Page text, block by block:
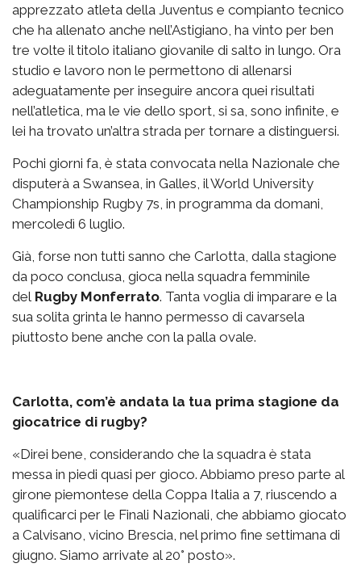
apprezzato atleta della Juventus e compianto tecnico
che ha allenato anche nell’Astigiano, ha vinto per ben
tre volte il titolo italiano giovanile di salto in lungo. Ora
studio e lavoro non le permettono di allenarsi
adeguatamente per inseguire ancora quei risultati
nell’atletica, ma le vie dello sport, si sa, sono infinite, e
lei ha trovato un’altra strada per tornare a distinguersi.
Pochi giorni fa, è stata convocata nella Nazionale che
disputerà a Swansea, in Galles, il World University
Championship Rugby 7s, in programma da domani,
mercoledì 6 luglio.
Già, forse non tutti sanno che Carlotta, dalla stagione
da poco conclusa, gioca nella squadra femminile
del Rugby Monferrato. Tanta voglia di imparare e la
sua solita grinta le hanno permesso di cavarsela
piuttosto bene anche con la palla ovale.
Carlotta, com’è andata la tua prima stagione da
giocatrice di rugby?
«Direi bene, considerando che la squadra è stata
messa in piedi quasi per gioco. Abbiamo preso parte al
girone piemontese della Coppa Italia a 7, riuscendo a
qualificarci per le Finali Nazionali, che abbiamo giocato
a Calvisano, vicino Brescia, nel primo fine settimana di
giugno. Siamo arrivate al 20° posto».